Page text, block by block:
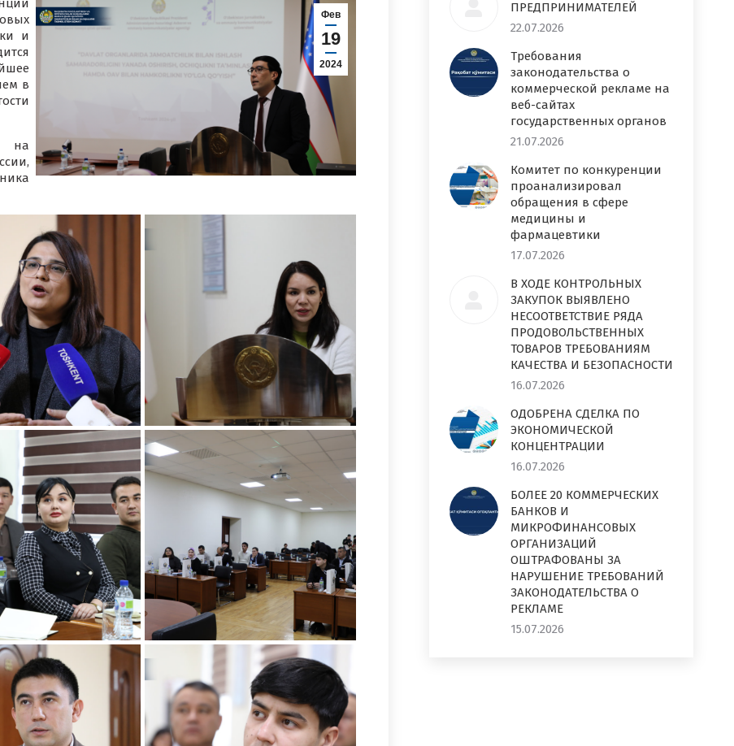
Фев
19
2024
и
в
на
ПРЕДПРИНИМАТЕЛЕЙ
22.07.2026
Требования
законодательства о
коммерческой рекламе на
веб-сайтах
государственных органов
21.07.2026
Комитет по конкуренции
проанализировал
обращения в сфере
медицины и
фармацевтики
17.07.2026
В ХОДЕ КОНТРОЛЬНЫХ
ЗАКУПОК ВЫЯВЛЕНО
НЕСООТВЕТСТВИЕ РЯДА
ПРОДОВОЛЬСТВЕННЫХ
ТОВАРОВ ТРЕБОВАНИЯМ
КАЧЕСТВА И БЕЗОПАСНОСТИ
16.07.2026
ОДОБРЕНА СДЕЛКА ПО
ЭКОНОМИЧЕСКОЙ
КОНЦЕНТРАЦИИ
16.07.2026
БОЛЕЕ 20 КОММЕРЧЕСКИХ
БАНКОВ И
МИКРОФИНАНСОВЫХ
ОРГАНИЗАЦИЙ
ОШТРАФОВАНЫ ЗА
НАРУШЕНИЕ ТРЕБОВАНИЙ
ЗАКОНОДАТЕЛЬСТВА О
РЕКЛАМЕ
15.07.2026